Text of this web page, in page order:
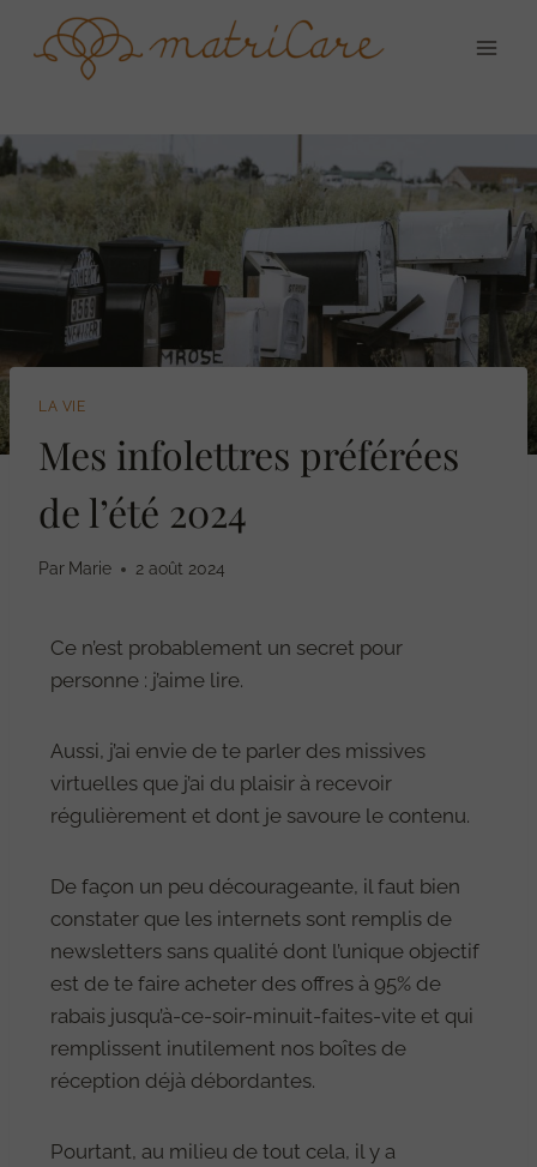
LA VIE
Mes infolettres préférées
de l’été 2024
Par Marie 2 août 2024
Ce n’est probablement un secret pour
personne : j’aime lire.
Aussi, j’ai envie de te parler des missives
virtuelles que j’ai du plaisir à recevoir
régulièrement et dont je savoure le contenu.
De façon un peu décourageante, il faut bien
constater que les internets sont remplis de
newsletters sans qualité dont l’unique objectif
est de te faire acheter des offres à 95% de
rabais jusqu’à-ce-soir-minuit-faites-vite et qui
remplissent inutilement nos boîtes de
réception déjà débordantes.
Pourtant, au milieu de tout cela, il y a